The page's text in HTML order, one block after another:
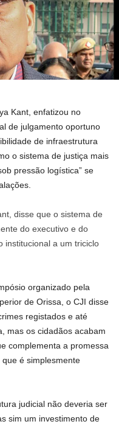
Kant, enfatizou no
de julgamento oportuno
de infraestrutura
o sistema de justiça mais
pressão logística” se
disse que o sistema de
do executivo e do
institucional a um triciclo
organizado pela
de Orissa, o CJI disse
registados e até
mas os cidadãos acabam
complementa a promessa
é simplesmente
judicial não deveria ser
sim um investimento de